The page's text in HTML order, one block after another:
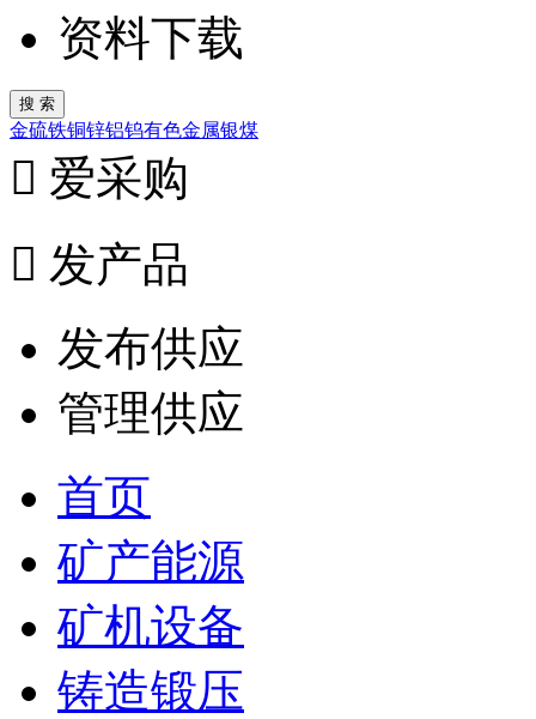
资料下载
金硫铁铜锌铝钨有色金属银煤
 爱采购
 发产品
发布供应
管理供应
首页
矿产能源
矿机设备
铸造锻压